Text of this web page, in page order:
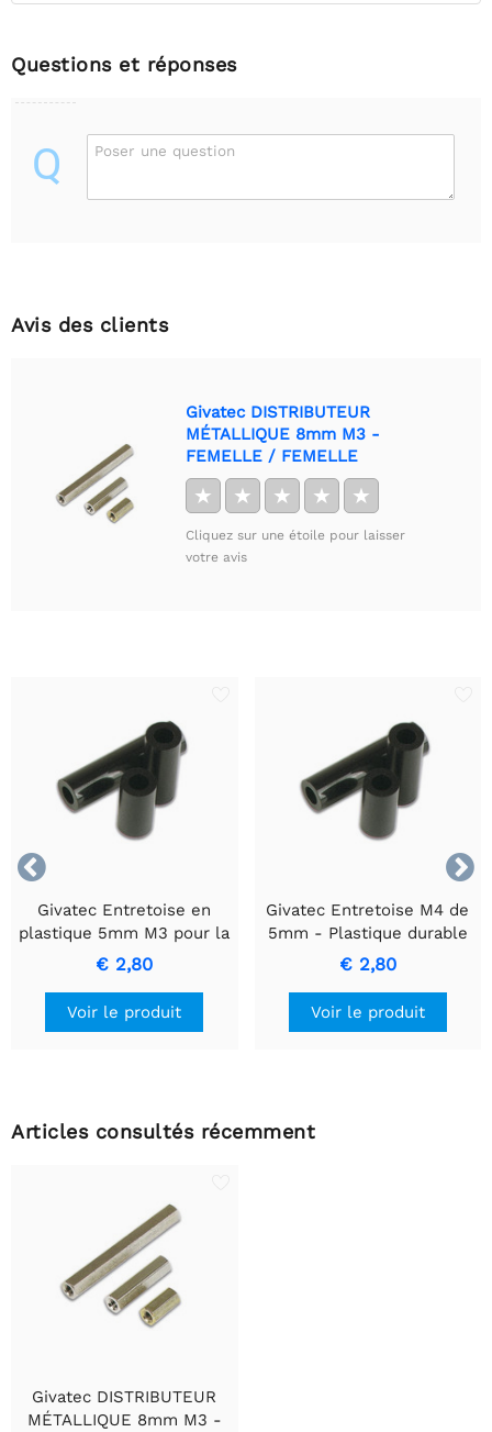
Questions et réponses
Q Poser une question
Avis des clients
Givatec DISTRIBUTEUR
MÉTALLIQUE 8mm M3 -
FEMELLE / FEMELLE
★ ★ ★ ★ ★
Cliquez sur une étoile pour laisser
votre avis


Givatec Entretoise en
plastique 5mm M3 pour la
stabilité électronique et
mécanique
€ 2,80
Voir le produit
Givatec Entretoise M4 de
5mm - Plastique durable
fabriqué avec précision
€ 2,80
Voir le produit
Articles consultés récemment
Givatec DISTRIBUTEUR
MÉTALLIQUE 8mm M3 -